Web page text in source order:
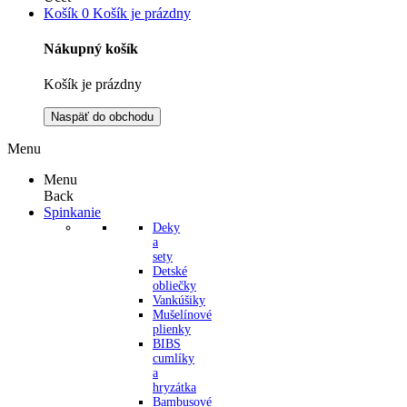
Košík 0 Košík je prázdny
Nákupný košík
Košík je prázdny
Naspäť do obchodu
Menu
Menu
Back
Spinkanie
Deky
a
sety
Detské
obliečky
Vankúšiky
Mušelínové
plienky
BIBS
cumlíky
a
hryzátka
Bambusové